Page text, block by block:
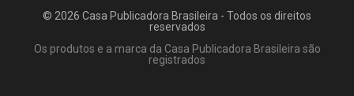
© 2026 Casa Publicadora Brasileira - Todos os direitos
reservados
Os produtos e a marca da Casa Publicadora Brasileira são
registrados